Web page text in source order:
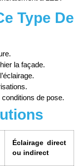
Type De
la façade.
de pose.
Éclairage direct
ou indirect